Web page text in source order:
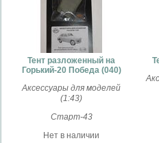
Тент разложенный на
Горький-20 Победа (040)
Аксессуары для моделей
(1:43)
Старт-43
Нет в наличии